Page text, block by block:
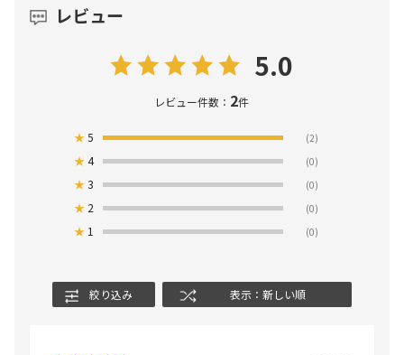
レビュー
5.0
レビュー件数： 2件
★5 (2)
★4 (0)
★3 (0)
★ 2 (0)
★ 1 (0)
絞り込み 表示：新しい順